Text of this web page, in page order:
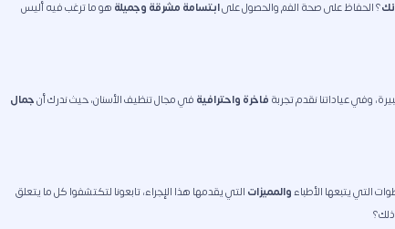
؟ الحفاظ على صحة الفم والحصول علىابتسامة مشرقة وجميلةهو ما ترغب فيه أليس
وفي عياداتنا نقدم تجربةفاخرة واحترافيةفي مجال تنظيف الأسنان، حيث ندرك أنجمال
التي يتبعها الأطباءوالمميزاتالتي يقدمها هذا الإجراء، تابعونا لتكتشفوا كل ما يتعلق